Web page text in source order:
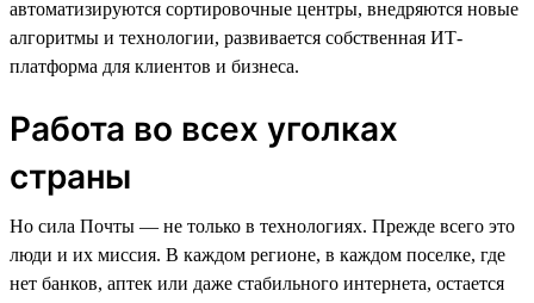
автоматизируются сортировочные центры, внедряются новые
алгоритмы и технологии, развивается собственная ИТ-
платформа для клиентов и бизнеса.
Работа во всех уголках
страны
Но сила Почты — не только в технологиях. Прежде всего это
люди и их миссия. В каждом регионе, в каждом поселке, где
нет банков, аптек или даже стабильного интернета, остается